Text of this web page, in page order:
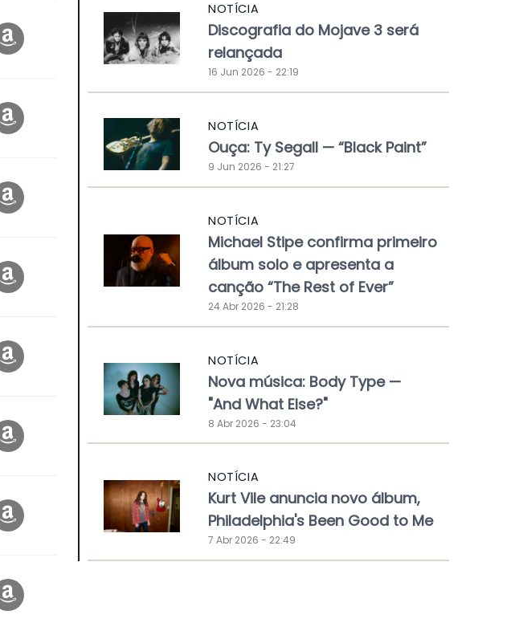
NOTÍCIA
Discografia do Mojave 3 será
relançada
16 Jun 2026 - 22:19
NOTÍCIA
Ouça: Ty Segall — “Black Paint”
9 Jun 2026 - 21:27
NOTÍCIA
Michael Stipe confirma primeiro
álbum solo e apresenta a
canção “The Rest of Ever”
24 Abr 2026 - 21:28
NOTÍCIA
Nova música: Body Type —
"And What Else?"
8 Abr 2026 - 23:04
NOTÍCIA
Kurt Vile anuncia novo álbum,
Philadelphia's Been Good to Me
7 Abr 2026 - 22:49